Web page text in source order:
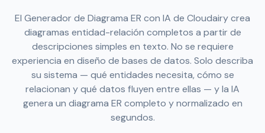
El Generador de Diagrama ER con IA de Cloudairy crea
diagramas entidad-relación completos a partir de
descripciones simples en texto. No se requiere
experiencia en diseño de bases de datos. Solo describa
su sistema — qué entidades necesita, cómo se
relacionan y qué datos fluyen entre ellas — y la IA
genera un diagrama ER completo y normalizado en
segundos.